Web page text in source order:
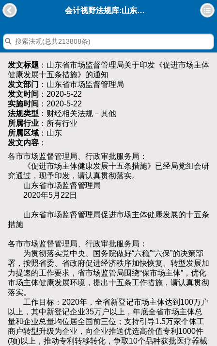
会计视野法规库:山东省市场监督管理局关于印发《促进市场主体健康发展十五条措施》的通知
发文标题 ：山东省市场监督管理局关于印发《促进市场主体
健康发展十五条措施》的通知
发文部门 ：山东省市场监督管理局
发文时间 ：2020-5-22
实施时间 ：2020-5-22
法规类型 ：财经相关法规－其他
所属行业 ：所有行业
所属区域 ：山东
发文内容 ：
各市市场监督管理局、行政审批服务局：
《促进市场主体健康发展十五条措施》已经局党组会研
究通过，现予印发，请认真贯彻落实。
山东省市场监督管理局
2020年5月22日
山东省市场监督管理局促进市场主体健康发展的十五条
措施
各市市场监督管理局、行政审批服务局：
为贯彻落实党中央、国务院做好“六稳”“六保”的决策部
署，按照省委、省政府促进经济秩序加快恢复、转型发展加
力提速的工作要求，省市场监管局围绕“保市场主体”，优化
市场主体健康发展环境，提出十五条工作措施，请认真贯彻
落实。
工作目标：2020年，全省新登记市场主体达到100万户
以上，其中新登记企业35万户以上，年底全省市场主体总
量和企业总量均位居全国前三位；支持引导1.5万家个体工
商户转型升级为企业，向企业推送优选高价值专利1000件
(项)以上，推动专利转移转化，争取10个品种获批医疗器械